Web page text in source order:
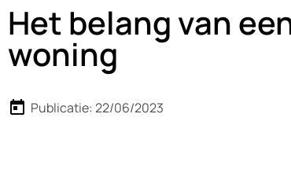
Het belang van
woning
Publicatie: 22/06/2023